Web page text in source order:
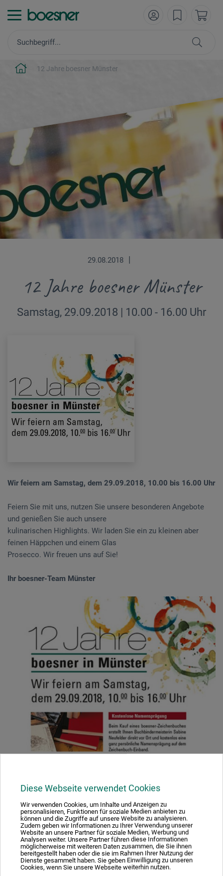
Diese Webseite verwendet Cookies
Wir verwenden Cookies, um Inhalte und Anzeigen zu
personalisieren, Funktionen für soziale Medien anbieten zu
können und die Zugriffe auf unsere Website zu analysieren.
Zudem geben wir Informationen zu Ihrer Verwendung unserer
Website an unsere Partner für soziale Medien, Werbung und
Analysen weiter. Unsere Partner führen diese Informationen
möglicherweise mit weiteren Daten zusammen, die Sie ihnen
bereitgestellt haben oder die sie im Rahmen Ihrer Nutzung der
Dienste gesammelt haben. Sie geben Einwilligung zu unseren
Cookies, wenn Sie unsere Webseite weiterhin nutzen.
12 Jahre boesner Münster
29.08.2018 |
12 Jahre boesner Münster
Samstag, 29.09.2018 | 10.00 - 16.00 Uhr
Wir feiern am Samstag, dem 29.09.2018, 10.00 bis 16.00 Uhr
Feiern Sie mit uns, nutzen Sie unsere besonderen Angebote
und genießen Sie auch unsere
kulinarischen Highlights. Wir laden Sie ein zu kleinen aber
feinen Häppchen und einem Glas
Prosecco. Wir freuen uns auf Sie!
Ihr boesner-Team Münster